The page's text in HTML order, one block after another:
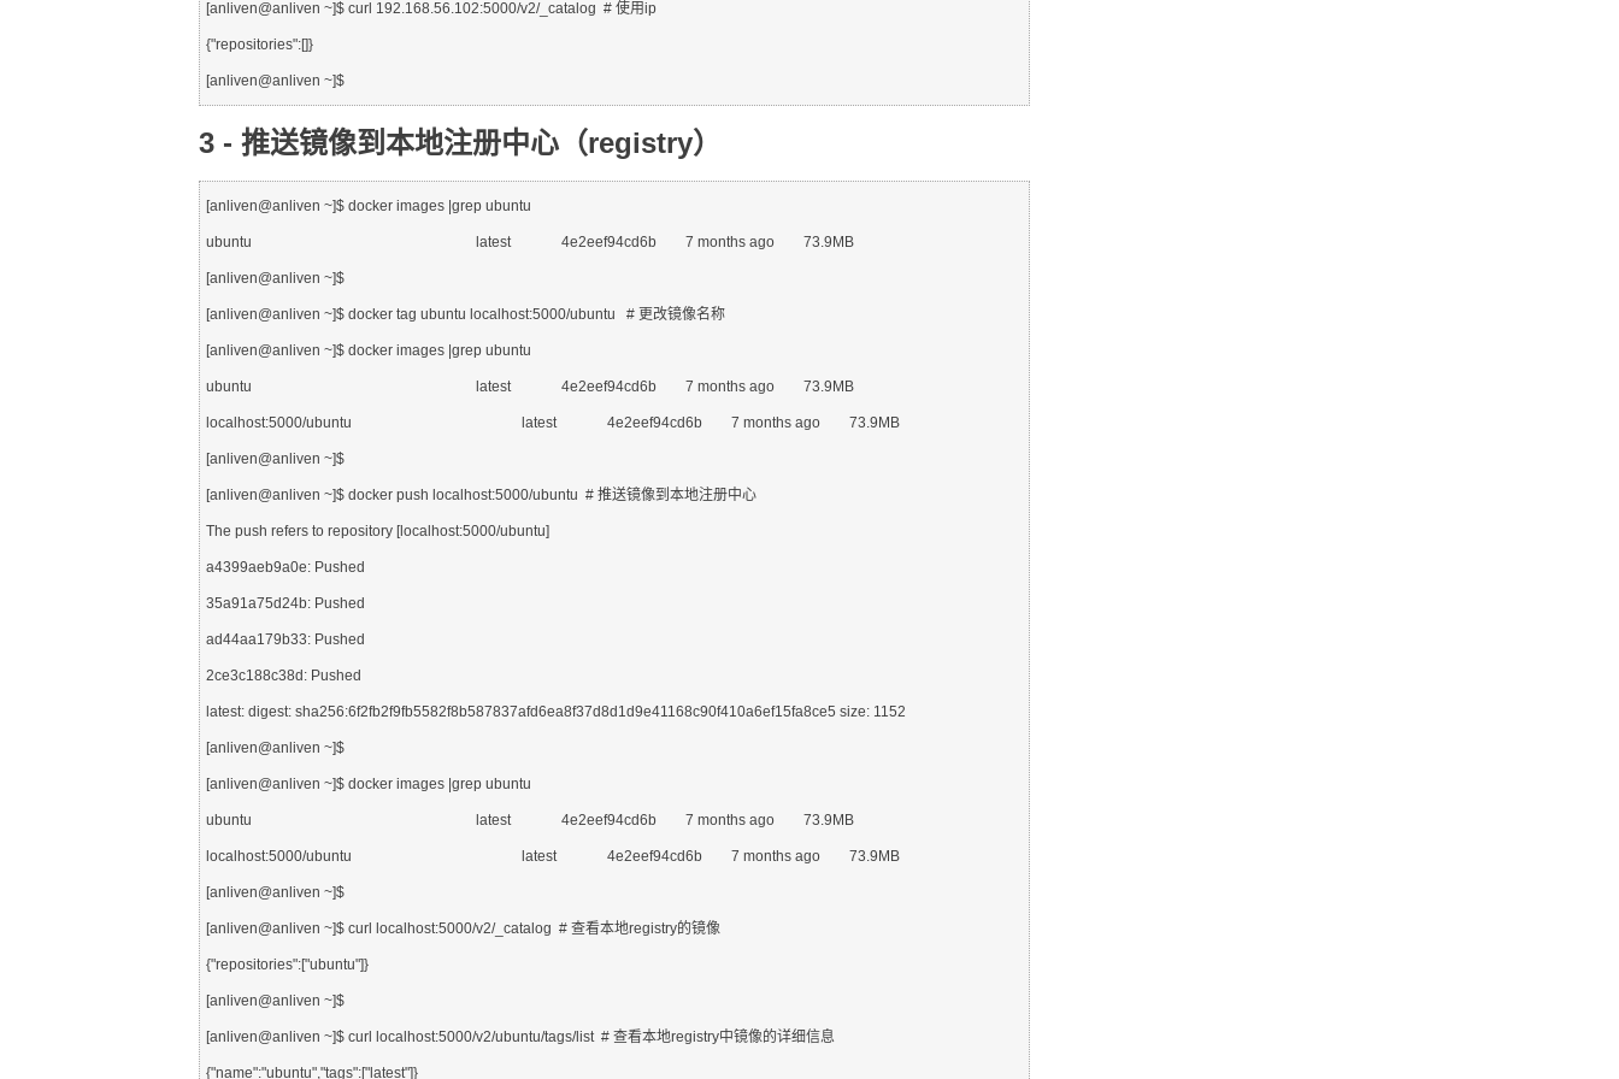
[anliven@anliven ~]$ curl 192.168.56.102:5000/v2/_catalog  # 使用ip
{"repositories":[]}
3 - 推送镜像到本地注册中心（registry）
[anliven@anliven ~]$ docker images |grep ubuntu
ubuntu                                                              latest              4e2eef94cd6b        7 months ago        73.9MB
[anliven@anliven ~]$
[anliven@anliven ~]$ docker tag ubuntu localhost:5000/ubuntu   # 更改镜像名称
[anliven@anliven ~]$ docker images |grep ubuntu
ubuntu                                                              latest              4e2eef94cd6b        7 months ago        73.9MB
localhost:5000/ubuntu                                               latest              4e2eef94cd6b        7 months ago        73.9MB
[anliven@anliven ~]$
[anliven@anliven ~]$ docker push localhost:5000/ubuntu  # 推送镜像到本地注册中心
The push refers to repository [localhost:5000/ubuntu]
a4399aeb9a0e: Pushed
35a91a75d24b: Pushed
ad44aa179b33: Pushed
2ce3c188c38d: Pushed
latest: digest: sha256:6f2fb2f9fb5582f8b587837afd6ea8f37d8d1d9e41168c90f410a6ef15fa8ce5 size: 1152
[anliven@anliven ~]$
[anliven@anliven ~]$ docker images |grep ubuntu
ubuntu                                                              latest              4e2eef94cd6b        7 months ago        73.9MB
localhost:5000/ubuntu                                               latest              4e2eef94cd6b        7 months ago        73.9MB
[anliven@anliven ~]$
[anliven@anliven ~]$ curl localhost:5000/v2/_catalog  # 查看本地registry的镜像
{"repositories":["ubuntu"]}
[anliven@anliven ~]$
[anliven@anliven ~]$ curl localhost:5000/v2/ubuntu/tags/list  # 查看本地registry中镜像的详细信息
{"name":"ubuntu","tags":["latest"]}